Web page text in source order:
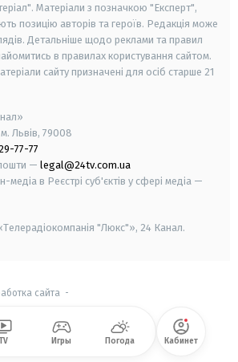
Матеріали з позначкою "Експерт",
позицію авторів та героїв. Редакція може
Детальніше щодо реклами та правил
в правилах користування сайтом.
сайту призначені для осіб старше 21
Львів, 79008
77-77
— legal@24tv.com.ua
медіа в Реєстрі суб'єктів у сфері медіа —
"Люкс"», 24 Канал.
сайта -
Игры Погода Кабинет